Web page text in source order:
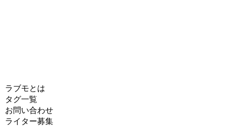
ラブモとは
タグ一覧
お問い合わせ
ライター募集